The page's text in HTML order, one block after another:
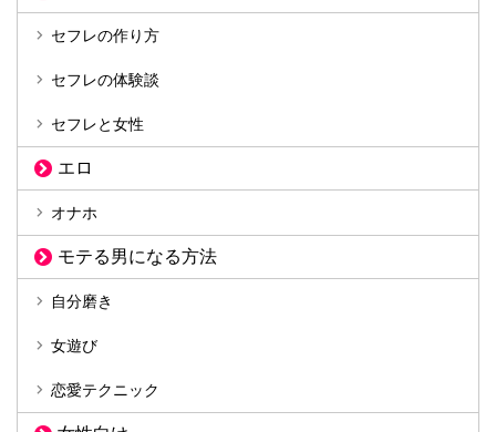
セフレの作り方
セフレの体験談
セフレと女性
エロ
オナホ
モテる男になる方法
自分磨き
女遊び
恋愛テクニック